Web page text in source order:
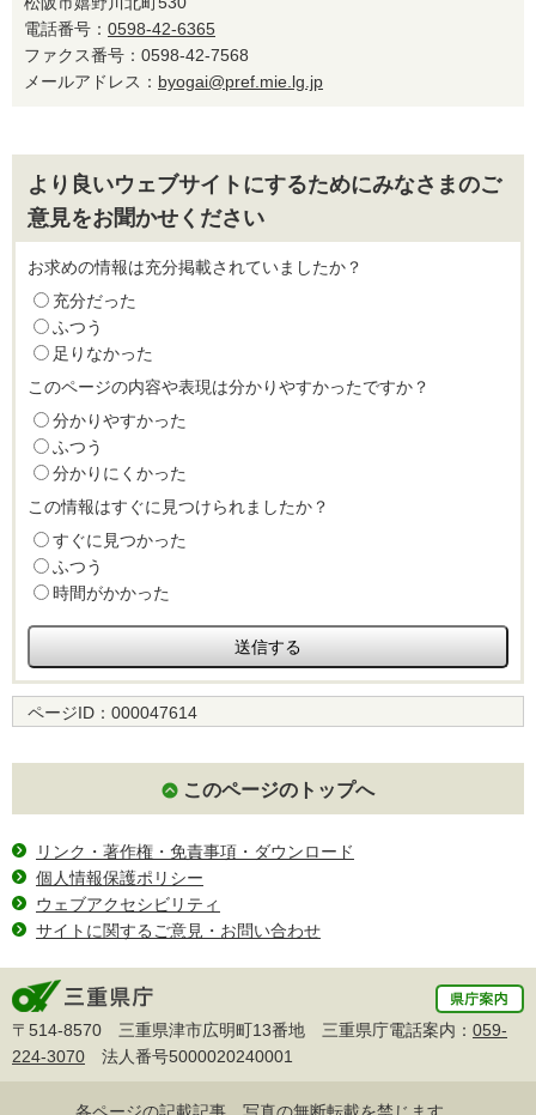
電話番号： 0598-42-6365
ファクス番号：0598-42-7568
メールアドレス： byogai@pref.mie.lg.jp
より良いウェブサイトにするためにみなさまのご
意見をお聞かせください
お求めの情報は充分掲載されていましたか？
充分だった
ふつう
足りなかった
このページの内容や表現は分かりやすかったですか？
分かりやすかった
ふつう
分かりにくかった
この情報はすぐに見つけられましたか？
すぐに見つかった
ふつう
時間がかかった
ページID： 000047614
このページのトップへ
リンク・著作権・免責事項・ダウンロード
個人情報保護ポリシー
ウェブアクセシビリティ
サイトに関するご意見・お問い合わせ
〒514-8570 三重県津市広明町13番地 三重県庁電話案内： 059-
224-3070 法人番号5000020240001
各ページの記載記事、写真の無断転載を禁じます。